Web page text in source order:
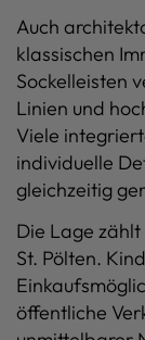
Auch
klassischen
Sockelleisten
Linien und
Viele
individuelle
gleichzeitig
Die Lage
St. Pölten.
öffentliche